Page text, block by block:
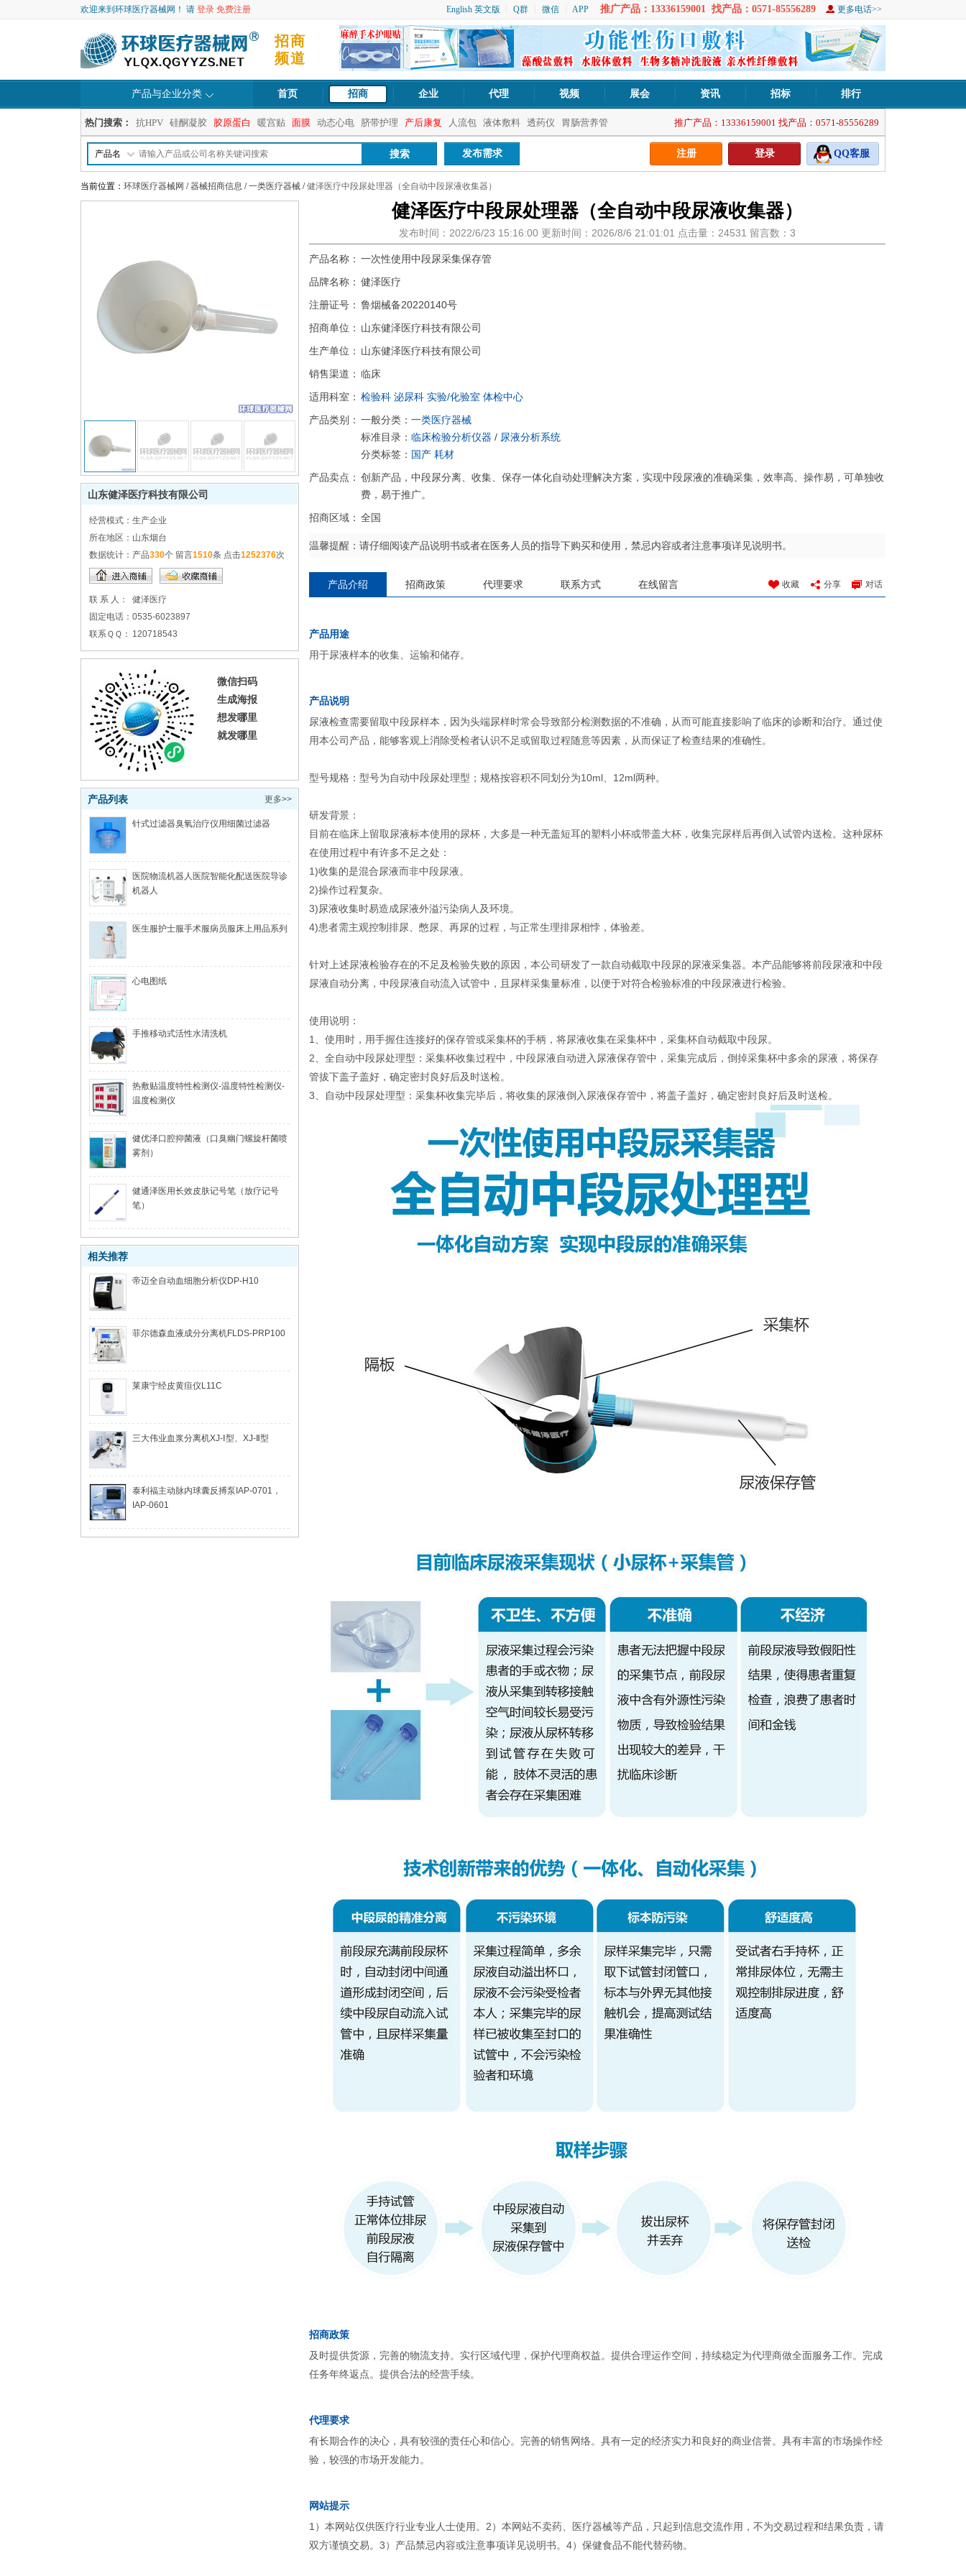
English 英文版 Q群 微信 APP 推广产品：13336159001 找产品：0571-85556289 更多电话>>
欢迎来到环球医疗器械网！ 请 登录 免费注册
招商
频道
产品与企业分类 首页 招商 企业 代理 视频 展会 资讯 招标 排行
推广产品：13336159001 找产品：0571-85556289
热门搜索： 抗HPV 硅酮凝胶 胶原蛋白 暖宫贴 面膜 动态心电 脐带护理 产后康复 人流包 液体敷料 透药仪 胃肠营养管
产品名 发布需求 注册 登录 QQ客服
当前位置： 环球医疗器械网 /器械招商信息 /一类医疗器械 /健泽医疗中段尿处理器（全自动中段尿液收集器）
健泽医疗中段尿处理器（全自动中段尿液收集器）
发布时间：2022/6/23 15:16:00 更新时间：2026/8/6 21:01:01 点击量：24531 留言数：3
产品名称： 一次性使用中段尿采集保存管
品牌名称： 健泽医疗
注册证号： 鲁烟械备20220140号
招商单位： 山东健泽医疗科技有限公司
生产单位： 山东健泽医疗科技有限公司
销售渠道： 临床
适用科室： 检验科 泌尿科 实验/化验室 体检中心
产品类别： 一般分类： 一类医疗器械
标准目录： 临床检验分析仪器 / 尿液分析系统
分类标签： 国产 耗材
产品卖点： 创新产品，中段尿分离、收集、保存一体化自动处理解决方案，实现中段尿液的准确采集，效率高、操作易，可单独收
费，易于推广。
招商区域： 全国
温馨提醒：请仔细阅读产品说明书或者在医务人员的指导下购买和使用，禁忌内容或者注意事项详见说明书。
收藏 分享 对话
产品介绍 招商政策 代理要求 联系方式 在线留言
产品用途
用于尿液样本的收集、运输和储存。
产品说明
尿液检查需要留取中段尿样本，因为头端尿样时常会导致部分检测数据的不准确，从而可能直接影响了临床的诊断和治疗。通过使
用本公司产品，能够客观上消除受检者认识不足或留取过程随意等因素，从而保证了检查结果的准确性。
型号规格：型号为自动中段尿处理型；规格按容积不同划分为10ml、12ml两种。
研发背景：
目前在临床上留取尿液标本使用的尿杯，大多是一种无盖短耳的塑料小杯或带盖大杯，收集完尿样后再倒入试管内送检。这种尿杯
在使用过程中有许多不足之处：
1)收集的是混合尿液而非中段尿液。
2)操作过程复杂。
3)尿液收集时易造成尿液外溢污染病人及环境。
4)患者需主观控制排尿、憋尿、再尿的过程，与正常生理排尿相悖，体验差。
针对上述尿液检验存在的不足及检验失败的原因，本公司研发了一款自动截取中段尿的尿液采集器。本产品能够将前段尿液和中段
尿液自动分离，中段尿液自动流入试管中，且尿样采集量标准，以便于对符合检验标准的中段尿液进行检验。
使用说明：
1、使用时，用手握住连接好的保存管或采集杯的手柄，将尿液收集在采集杯中，采集杯自动截取中段尿。
2、全自动中段尿处理型：采集杯收集过程中，中段尿液自动进入尿液保存管中，采集完成后，倒掉采集杯中多余的尿液，将保存
管拔下盖子盖好，确定密封良好后及时送检。
3、自动中段尿处理型：采集杯收集完毕后，将收集的尿液倒入尿液保存管中，将盖子盖好，确定密封良好后及时送检。
招商政策
及时提供货源，完善的物流支持。实行区域代理，保护代理商权益。提供合理运作空间，持续稳定为代理商做全面服务工作。完成
任务年终返点。提供合法的经营手续。
代理要求
有长期合作的决心，具有较强的责任心和信心。完善的销售网络。具有一定的经济实力和良好的商业信誉。具有丰富的市场操作经
验，较强的市场开发能力。
网站提示
1）本网站仅供医疗行业专业人士使用。2）本网站不卖药、医疗器械等产品，只起到信息交流作用，不为交易过程和结果负责，请
双方谨慎交易。3）产品禁忌内容或注意事项详见说明书。4）保健食品不能代替药物。
山东健泽医疗科技有限公司
经营模式： 生产企业
所在地区： 山东烟台
数据统计： 产品330个 留言1510条 点击1252376次
联 系 人：
健泽医疗
固定电话： 0535-6023897
联系ＱＱ： 120718543
微信扫码
生成海报
想发哪里
就发哪里
更多>>
产品列表
针式过滤器臭氧治疗仪用细菌过滤器
医院物流机器人医院智能化配送医院导诊
机器人
医生服护士服手术服病员服床上用品系列
心电图纸
手推移动式活性水清洗机
热敷贴温度特性检测仪-温度特性检测仪-
温度检测仪
健优泽口腔抑菌液（口臭幽门螺旋杆菌喷
雾剂）
健通泽医用长效皮肤记号笔（放疗记号
笔）
相关推荐
帝迈全自动血细胞分析仪DP-H10
菲尔德森血液成分分离机FLDS-PRP100
莱康宁经皮黄疸仪L11C
三大伟业血浆分离机XJ-Ⅰ型、XJ-Ⅱ型
泰利福主动脉内球囊反搏泵IAP-0701，
IAP-0601